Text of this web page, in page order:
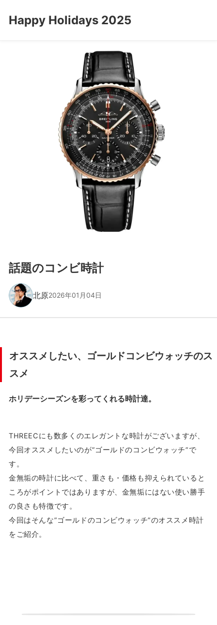
Happy Holidays 2025
話題のコンビ時計
北原2026年01月04日
オススメしたい、ゴールドコンビウォッチのス
スメ
ホリデーシーズンを彩ってくれる時計達。
THREECにも数多くのエレガントな時計がございますが、
今回オススメしたいのが”ゴールドのコンビウォッチ”で
す。
金無垢の時計に比べて、重さも・価格も抑えられていると
ころがポイントではありますが、金無垢にはない使い勝手
の良さも特徴です。
今回はそんな”ゴールドのコンビウォッチ”のオススメ時計
をご紹介。